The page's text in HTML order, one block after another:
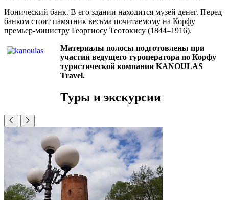
Ионический банк. В его здании находится музей денег. Перед
банком стоит памятник весьма почитаемому на Корфу
премьер-министру Георгиосу Теотокису (1844–1916).
Материалы полосы подготовлены при
участии ведущего туроператора по Корфу
туристической компании KANOULAS
Travel.
Туры и экскурсии